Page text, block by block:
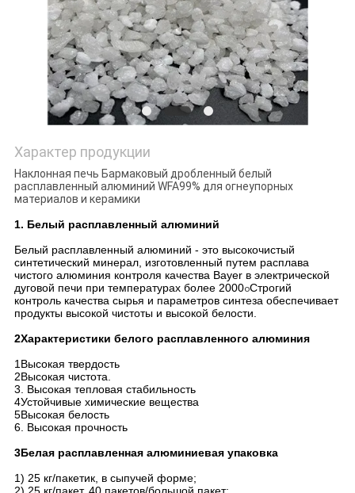
Характер продукции
Наклонная печь Бармаковый дробленный белый
расплавленный алюминий WFA99% для огнеупорных
материалов и керамики
1. Белый расплавленный алюминий
Белый расплавленный алюминий - это высокочистый
синтетический минерал, изготовленный путем расплава
чистого алюминия контроля качества Bayer в электрической
дуговой печи при температурах более 2000oСтрогий
контроль качества сырья и параметров синтеза обеспечивает
продукты высокой чистоты и высокой белости.
2Характеристики белого расплавленного алюминия
1Высокая твердость
2Высокая чистота.
3. Высокая тепловая стабильность
4Устойчивые химические вещества
5Высокая белость
6. Высокая прочность
3Белая расплавленная алюминиевая упаковка
1) 25 кг/пакетик, в сыпучей форме;